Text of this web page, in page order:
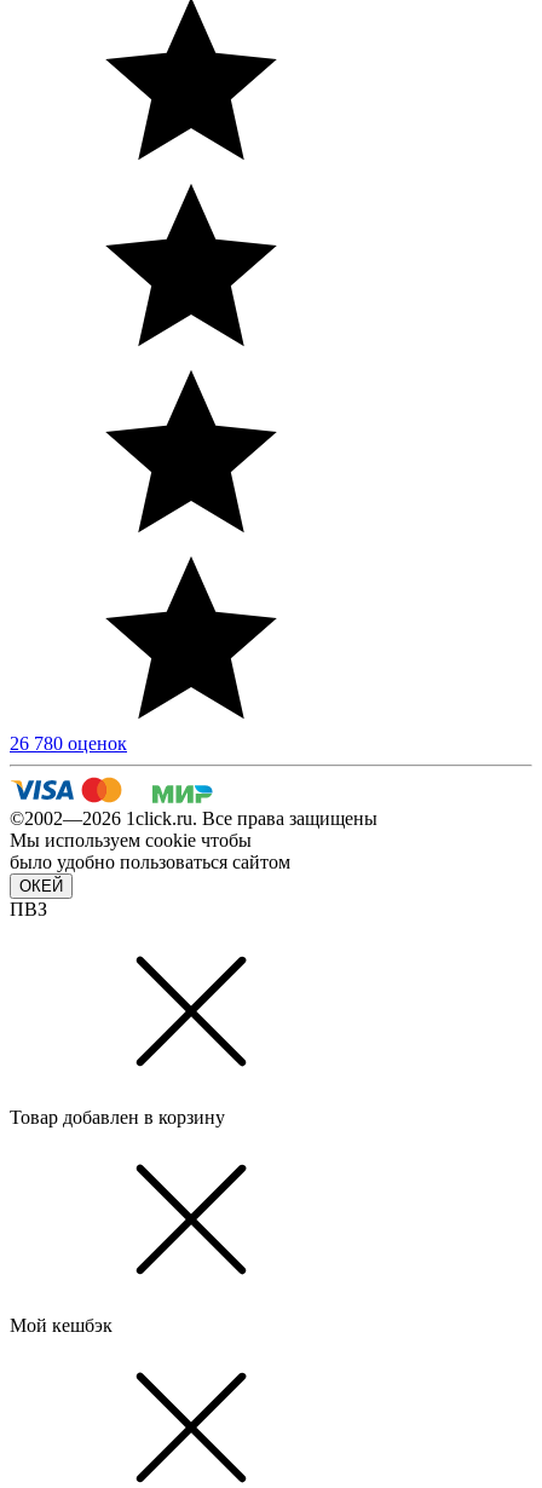
26 780 оценок
©2002—2026 1сlick.ru. Все права защищены
Мы используем cookie чтобы
было удобно пользоваться сайтом
ОКЕЙ
ПВЗ
Товар добавлен в корзину
Мой кешбэк